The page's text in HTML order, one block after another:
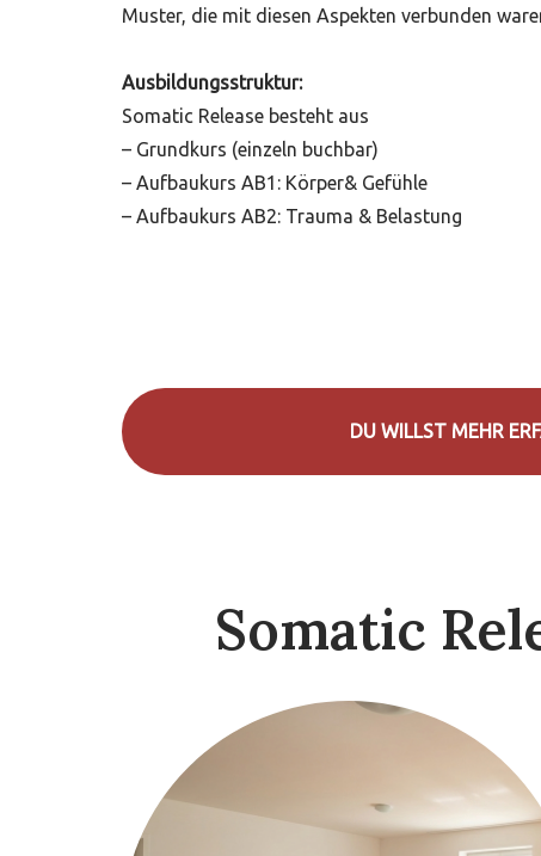
Muster, die mit diesen Aspekten verbunden
Ausbildungsstruktur:
Somatic Release besteht aus
– Grundkurs (einzeln buchbar)
– Aufbaukurs AB1: Körper& Gefühle
– Aufbaukurs AB2: Trauma & Belastung
DU WILLST MEHR
Somatic